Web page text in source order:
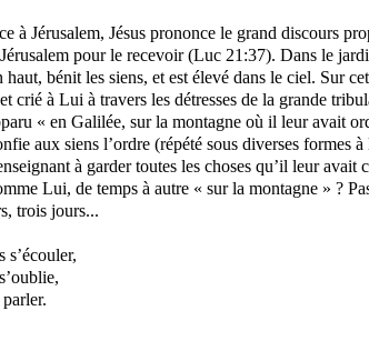
à Jérusalem, Jésus prononce le grand discours
pour le recevoir (Luc 21:37). Dans le
haut, bénit les siens, et est élevé dans le ciel. Sur
crié à Lui à travers les détresses de la grande
« en Galilée, sur la montagne où il leur avait
aux siens l’ordre (répété sous diverses
à garder toutes les choses qu’il leur
Lui, de temps à autre « sur la montagne » ?
trois jours...